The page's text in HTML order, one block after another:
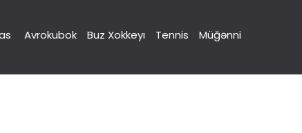
Avrokubok Buz Xokkeyı Tennis Müğənni